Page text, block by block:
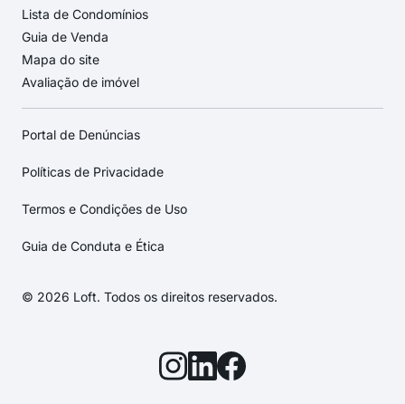
Lista de Condomínios
Guia de Venda
Mapa do site
Avaliação de imóvel
Portal de Denúncias
Políticas de Privacidade
Termos e Condições de Uso
Guia de Conduta e Ética
© 2026 Loft. Todos os direitos reservados.